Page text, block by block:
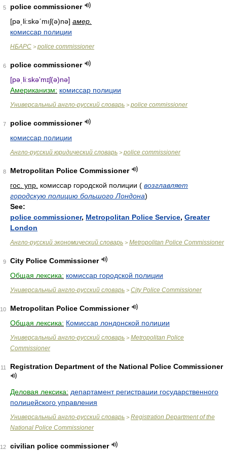
5
police commissioner
[pə͵li:skəʹmıʃ(ə)nə] амер.
комиссар полиции
НБАРС > police commissioner
6
police commissioner
[pəˌliːskə'mɪʃ(ə)nə]
Американизм: комиссар полиции
Универсальный англо-русский словарь > police commissioner
7
police commissioner
комиссар полиции
Англо-русский юридический словарь > police commissioner
8
Metropolitan Police Commissioner
гос. упр. комиссар городской полиции ( возглавляет
городскую полицию большого Лондона)
See:
police commissioner, Metropolitan Police Service, Greater
London
Англо-русский экономический словарь > Metropolitan Police Commissioner
9
City Police Commissioner
Общая лексика: комиссар городской полиции
Универсальный англо-русский словарь > City Police Commissioner
10
Metropolitan Police Commissioner
Общая лексика: Комиссар лондонской полиции
Универсальный англо-русский словарь > Metropolitan Police
Commissioner
11 Registration Department of the National Police Commissioner
Деловая лексика: департамент регистрации государственного
полицейского управления
Универсальный англо-русский словарь > Registration Department of the
National Police Commissioner
12
civilian police commissioner